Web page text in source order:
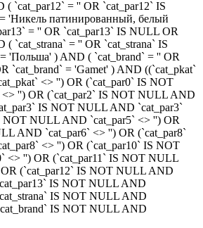
( `cat_par12` = '' OR `cat_par12` IS
'Никель патинированный, белый
= '' OR `cat_par13` IS NULL OR
( `cat_strana` = '' OR `cat_strana` IS
'Польша' ) AND ( `cat_brand` = '' OR
`cat_brand` = 'Gamet' ) AND ((`cat_pkat`
<> '') OR (`cat_par0` IS NOT
'') OR (`cat_par2` IS NOT NULL AND
IS NOT NULL AND `cat_par3`
NOT NULL AND `cat_par5` <> '') OR
AND `cat_par6` <> '') OR (`cat_par8`
<> '') OR (`cat_par10` IS NOT
<> '') OR (`cat_par11` IS NOT NULL
(`cat_par12` IS NOT NULL AND
IS NOT NULL AND
IS NOT NULL AND
IS NOT NULL AND